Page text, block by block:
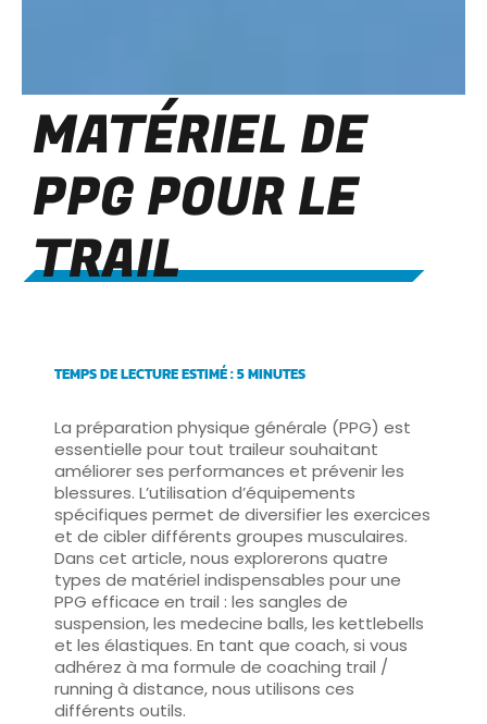
MATÉRIEL DE
PPG POUR LE
TRAIL
TEMPS DE LECTURE ESTIMÉ : 5 MINUTES
La préparation physique générale (PPG) est
essentielle pour tout traileur souhaitant
améliorer ses performances et prévenir les
blessures. L’utilisation d’équipements
spécifiques permet de diversifier les exercices
et de cibler différents groupes musculaires.
Dans cet article, nous explorerons quatre
types de matériel indispensables pour une
PPG efficace en trail : les sangles de
suspension, les medecine balls, les kettlebells
et les élastiques. En tant que coach, si vous
adhérez à ma formule de coaching trail /
running à distance, nous utilisons ces
différents outils.